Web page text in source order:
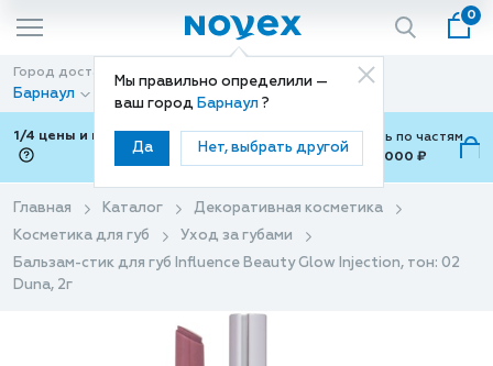
Мы правильно определили —
ваш город Барнаул ?
Да Нет, выбрать другой
0
Город доставки
Барнаул
Способ доставки
Доставка
1/4 цены и покупки ваши с Подели
Можно оплатить по частям
от 700 ₽ до 15,000 ₽
Главная Каталог
Декоративная косметика
Косметика для губ
Уход за губами
Бальзам-стик для губ Influence Beauty Glow Injection, тон: 02
Duna, 2г